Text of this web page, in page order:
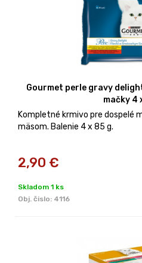
Gourmet perle gravy
mačky 4
Kompletné krmivo pre dospelé
mäsom. Balenie 4 x 85 g.
2,90 €
Skladom 1 ks
Obj. čislo: 4116